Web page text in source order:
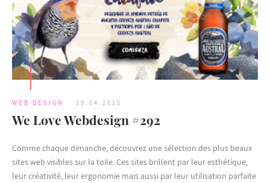
WEB DESIGN 19.04.2015
We Love Webdesign #292
Comme chaque dimanche, découvrez une sélection des plus beaux
sites web visibles sur la toile. Ces sites brillent par leur esthétique,
leur créativité, leur ergonomie mais aussi par leur utilisation parfaite